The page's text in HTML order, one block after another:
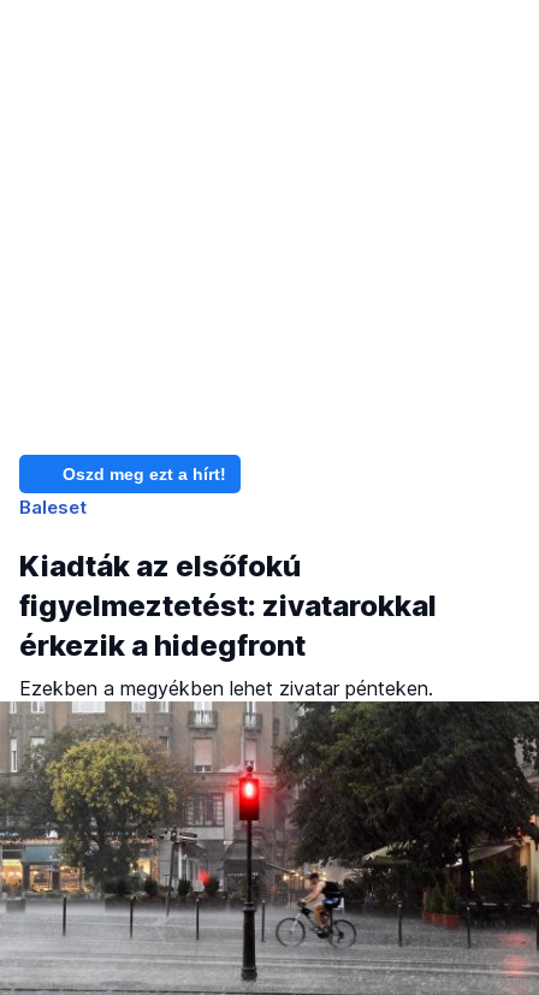
Oszd meg ezt a hírt!
Baleset
Kiadták az elsőfokú
figyelmeztetést: zivatarokkal
érkezik a hidegfront
Ezekben a megyékben lehet zivatar pénteken.